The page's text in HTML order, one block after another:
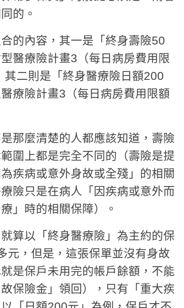
的。
的內容，其一是「終身壽險50
醫療險計畫3（每日病房費用限
其二則是「終身醫療險日額200
療險計畫3（每日病房費用限額
那麼清楚的人都應該知道，壽險
圍上都是完全不同的（壽險是提
疾病或意外身故或全殘」的相關
險只是在病人「因疾病或意外而
」時的相關保障）。
算以「終身醫療險」為主約的保
元，但是，這張保單並沒有身故
是保戶未用完的帳戶餘額，不能
保險金」領回），只有「重大疾